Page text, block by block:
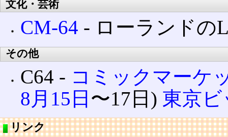
文化・芸術
CM-64 ‐ ローランドの
その他
C64 ‐ コミックマーケ
8月15日 〜17日) 東京
リンク